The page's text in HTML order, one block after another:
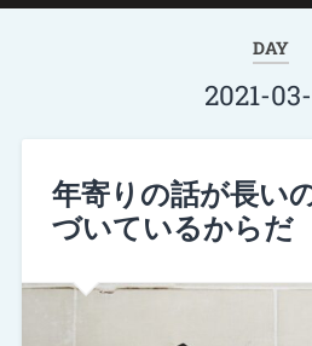
DAY
2021-
年寄りの話が長い
づいているからだ